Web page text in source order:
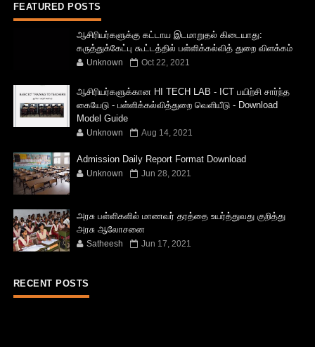
FEATURED POSTS
ஆசிரியர்களுக்கு கட்டாய இடமாறுதல் கிடையாது:
கருத்துக்கேட்பு கூட்டத்தில் பள்ளிக்கல்வித் துறை விளக்கம்
Unknown Oct 22, 2021
ஆசிரியர்களுக்கான HI TECH LAB - ICT பயிற்சி சார்ந்த
கையேடு - பள்ளிக்கல்வித்துறை வெளியீடு - Download
Model Guide
Unknown Aug 14, 2021
Admission Daily Report Format Download
Unknown Jun 28, 2021
அரசு பள்ளிகளில் மாணவர் தரத்தை உயர்த்துவது குறித்து
அரசு ஆலோசனை
Satheesh Jun 17, 2021
RECENT POSTS